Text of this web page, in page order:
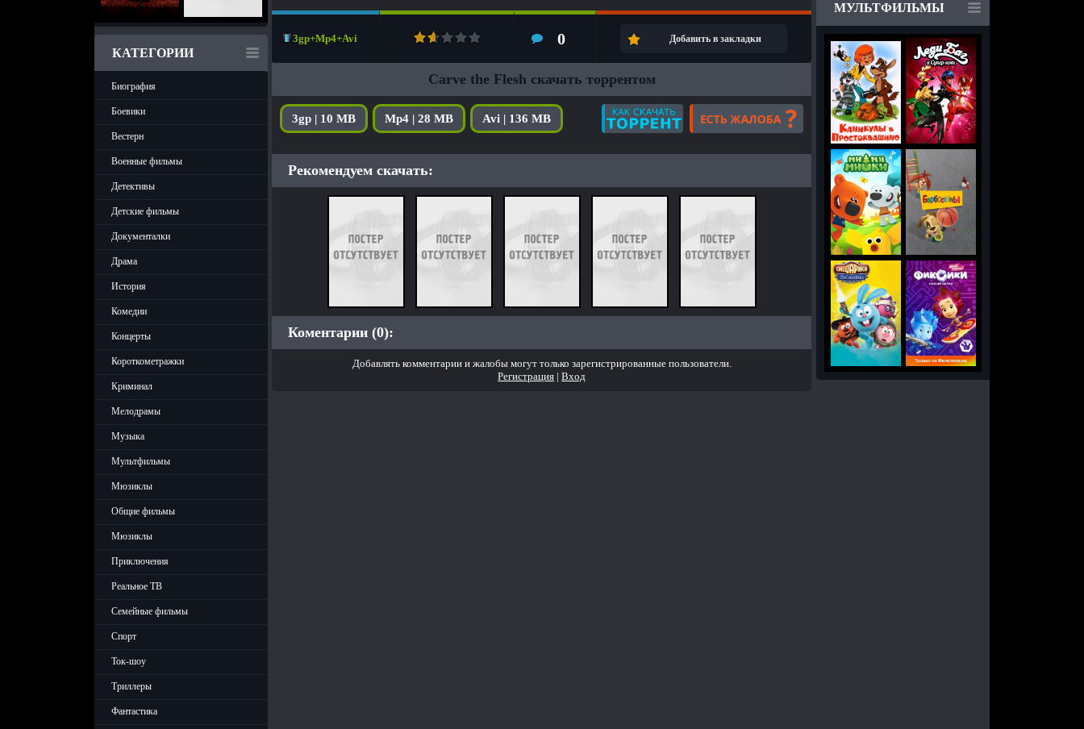
КАТЕГОРИИ
Биография
Боевики
Вестерн
Военные фильмы
Детективы
Детские фильмы
Документалки
Драма
История
Комедии
Концерты
Короткометражки
Криминал
Мелодрамы
Музыка
Мультфильмы
Мюзиклы
Общие фильмы
Мюзиклы
Приключения
Реальное ТВ
Семейные фильмы
Спорт
Ток-шоу
Триллеры
Фантастика
3gp+Mp4+Avi 0 Добавить в закладки
Carve the Flesh скачать торрентом
3gp | 10 MB Mp4 | 28 MB Avi | 136 MB
Рекомендуем скачать:
Коментарии (0):
Добавлять комментарии и жалобы могут только зарегистрированные пользователи.
Регистрация |Вход
МУЛЬТФИЛЬМЫ